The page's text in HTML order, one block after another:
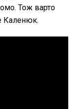
Тож варто
Каленюк.